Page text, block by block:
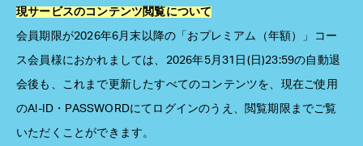
現サービスのコンテンツ閲覧について
会員期限が2026年6月末以降の「おプレミアム（年額）」コー
ス会員様におかれましては、2026年5月31日(日)23:59の自動退
会後も、これまで更新したすべてのコンテンツを、現在ご使用
のA!-ID・PASSWORDにてログインのうえ、閲覧期限までご覧
いただくことができます。